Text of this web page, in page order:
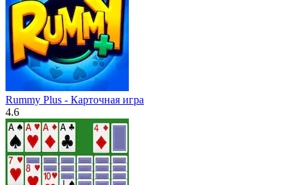
Rummy Plus - Карточная игра
4.6